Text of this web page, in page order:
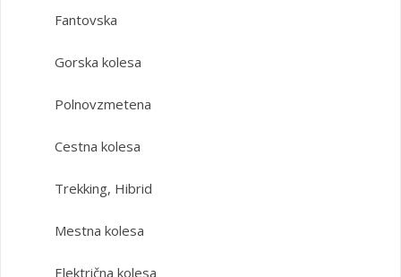
Fantovska
Gorska kolesa
Polnovzmetena
Cestna kolesa
Trekking, Hibrid
Mestna kolesa
Električna kolesa